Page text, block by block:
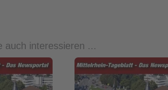
auch interessieren ...